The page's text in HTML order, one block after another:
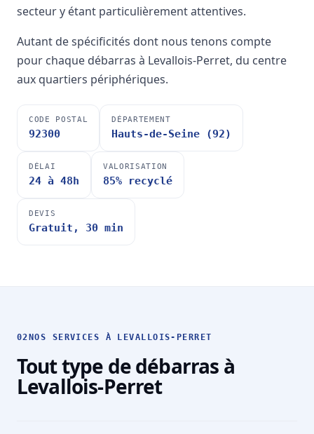
secteur y étant particulièrement attentives.
Autant de spécificités dont nous tenons compte
pour chaque débarras à Levallois-Perret, du centre
aux quartiers périphériques.
CODE POSTAL
92300
DÉPARTEMENT
Hauts-de-Seine (92)
DÉLAI
24 à 48h
VALORISATION
85% recyclé
DEVIS
Gratuit, 30 min
02 NOS SERVICES À LEVALLOIS-PERRET
Tout type de débarras à
Levallois-Perret